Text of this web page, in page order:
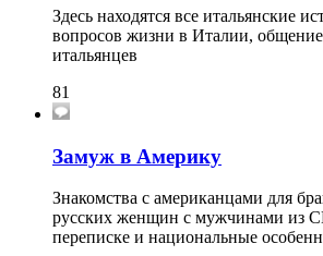
Здесь находятся все итальянские
вопросов жизни в Италии,
итальянцев
81
Замуж в Америку
Знакомства с американцами для
русских женщин с мужчинами из
переписке и национальные